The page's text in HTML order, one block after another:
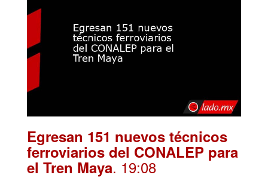
Egresan 151 nuevos técnicos
ferroviarios del CONALEP para
el Tren Maya. 19:08